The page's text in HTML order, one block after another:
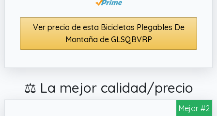
Ver precio de esta Bicicletas Plegables De
Montaña de GLSQBVRP
⚖️ La mejor calidad/precio
Mejor #2